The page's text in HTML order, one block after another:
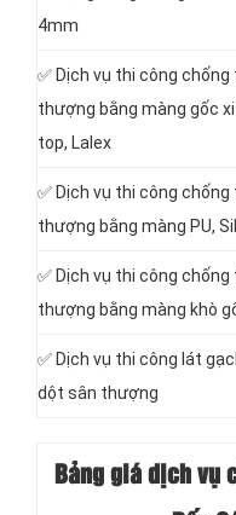
4mm
✅ Dịch vụ thi công
thượng bằng màng gốc
top, Lalex
✅ Dịch vụ thi công
thượng bằng màng PU,
✅ Dịch vụ thi công
thượng bằng màng khò
✅ Dịch vụ thi công lát
dột sân thượng
Bảng giá dịch vụ